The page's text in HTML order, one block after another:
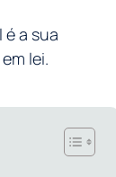
a sua
lei.